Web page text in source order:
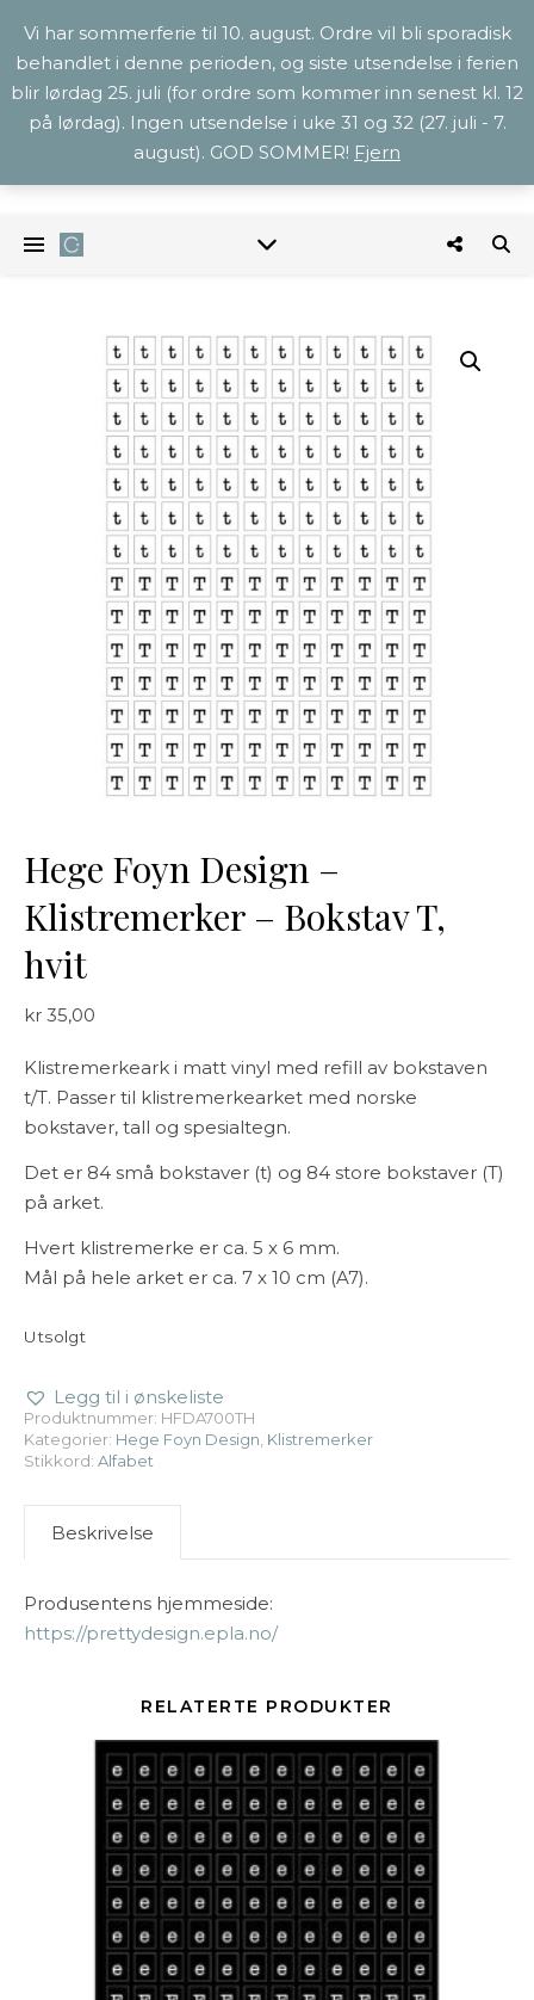
Hege Foyn Design –
Klistremerker – Bokstav T,
hvit
kr 35,00
Klistremerkeark i matt vinyl med refill av bokstaven
t/T. Passer til klistremerkearket med norske
bokstaver, tall og spesialtegn.
Det er 84 små bokstaver (t) og 84 store bokstaver (T)
på arket.
Hvert klistremerke er ca. 5 x 6 mm.
Mål på hele arket er ca. 7 x 10 cm (A7).
Utsolgt
Legg til i ønskeliste
Produktnummer: HFDA700TH
Kategorier: Hege Foyn Design Klistremerker
Stikkord: Alfabet
Beskrivelse
Produsentens hjemmeside:
https://prettydesign.epla.no/
RELATERTE PRODUKTER
Vi har sommerferie til 10. august. Ordre vil bli sporadisk
behandlet i denne perioden, og siste utsendelse i ferien
blir lørdag 25. juli (for ordre som kommer inn senest kl. 12
på lørdag). Ingen utsendelse i uke 31 og 32 (27. juli - 7.
august). GOD SOMMER! Fjern